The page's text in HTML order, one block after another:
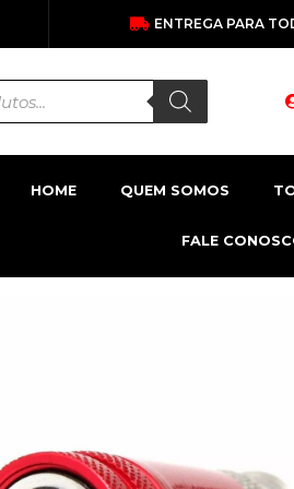
ENTREGA PARA
HOME QUEM SOMOS
FALE